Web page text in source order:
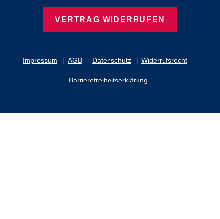
Impressum AGB Datenschutz Widerrufsrecht
Barrierefreiheitserklärung
VERTRAG WIDERRUFEN